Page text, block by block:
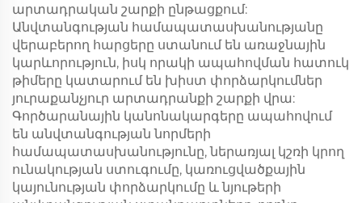
արտադրական շարքի ընթացքում:
Անվտանգության համապատասխանությանը
վերաբերող հարցերը ստանում են առաջնային
կարևորություն, իսկ որակի ապահովման հատուկ
թիմերը կատարում են խիստ փորձարկումներ
յուրաքանչյուր արտադրանքի շարքի վրա:
Գործարանային կանոնակարգերը ապահովում
են անվտանգության նորմերի
համապատասխանությունը, ներառյալ կշռի կրող
ունակության ստուգումը, կառուցվածքային
կայունության փորձարկումը և նյութերի